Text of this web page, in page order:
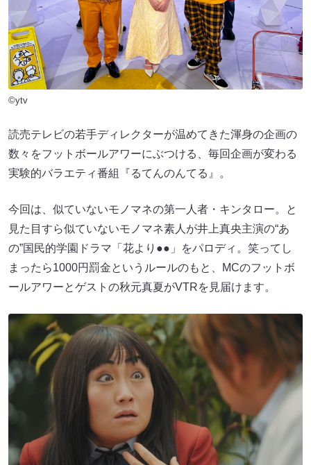
©ytv
読売テレビの若手ディレクターが温めてきた渾身の企画の
数々をフットボールアワーにぶつける、毎回企画が変わる
実験的バラエティ番組『るてんのんてる』。
今回は、似ていないモノマネの第一人者・キンタロー。と
見た目すら似ていないモノマネ素人が井上真央主演の“あ
の”国民的学園ドラマ「花より●●」をパロディ。笑ってし
まったら1000円罰金というルールのもと、MCのフットボ
ールアワーとゲストの秋元真夏がVTRを見届けます。